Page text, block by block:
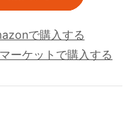
で購入する
ーケットで購入する